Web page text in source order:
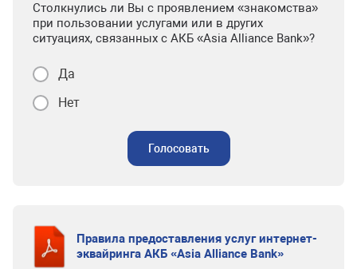
Столкнулись ли Вы с проявлением «знакомства»
при пользовании услугами или в других
ситуациях, связанных с АКБ «Asia Alliance Bank»?
Да
Нет
Голосовать
Правила предоставления услуг интернет-
эквайринга АКБ «Asia Alliance Bank»